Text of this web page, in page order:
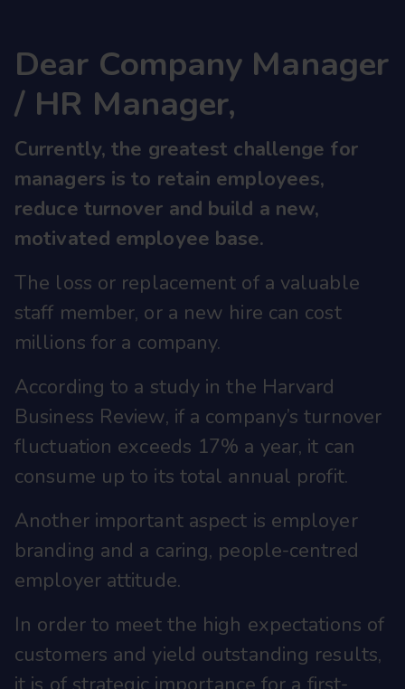
Dear Company Manager
/ HR Manager,
Currently, the greatest challenge for
managers is to retain employees,
reduce turnover and build a new,
motivated employee base.
The loss or replacement of a valuable
staff member, or a new hire can cost
millions for a company.
According to a study in the Harvard
Business Review, if a company’s turnover
fluctuation exceeds 17% a year, it can
consume up to its total annual profit.
Another important aspect is employer
branding and a caring, people-centred
employer attitude.
In order to meet the high expectations of
customers and yield outstanding results,